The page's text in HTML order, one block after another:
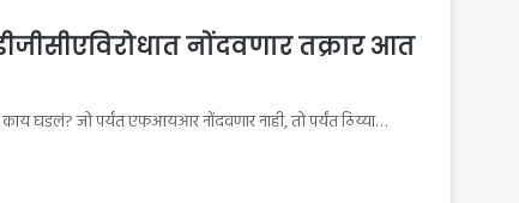
नोंदवणार तक्रार आत
काय घडलं? जो पर्यंत एफआयआर नोंदवणार नाही, तो पर्यंत ठिय्या…